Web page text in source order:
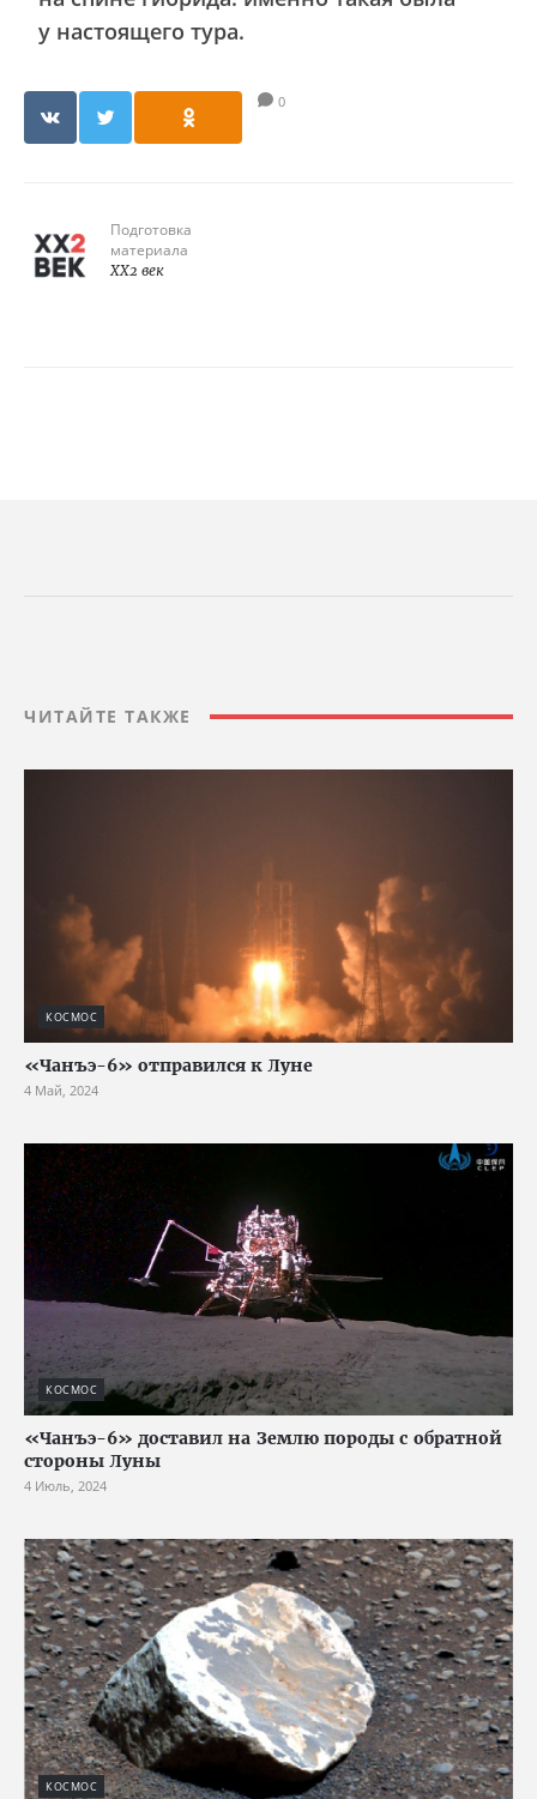
у настоящего тура.
0
Подготовка
материала
XX2 век
ЧИТАЙТЕ ТАКЖЕ
КОСМОС
«Чанъэ-6» отправился к Луне
4 Май, 2024
КОСМОС
«Чанъэ-6» доставил на Землю породы с обратной
стороны Луны
4 Июль, 2024
КОСМОС